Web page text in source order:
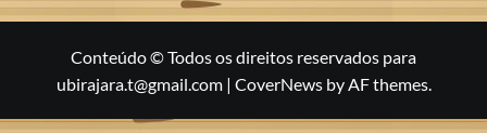
Conteúdo © Todos os direitos reservados para
ubirajara.t@gmail.com | CoverNewsby AF themes.